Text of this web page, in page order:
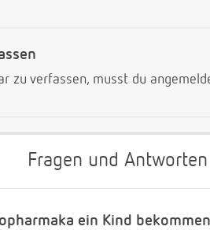
zu verfassen, musst du
Fragen und
ein Kind